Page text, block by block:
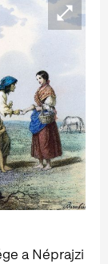
a Néprajzi